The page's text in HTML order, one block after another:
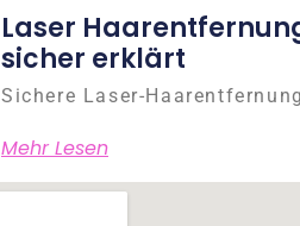
Laser
sicher erklärt
Sichere Laser-
Mehr Lesen